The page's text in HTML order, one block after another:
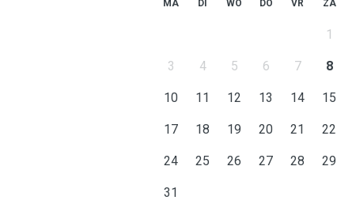
MA DI WO DO VR ZA
1
3 4 5 6 7 8
10 11 12 13 14 15
17 18 19 20 21 22
24 25 26 27 28 29
31